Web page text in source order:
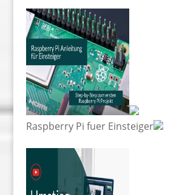
Raspberry Pi fuer Einsteiger